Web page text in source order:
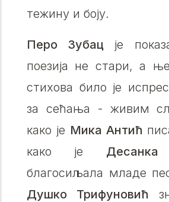
тежину и боју.
Перо Зубац је
поезија не стари, а
стихова било је
за сећања - живим
како је Мика Антић
како је
благосиљала младе
Душко Трифуновић